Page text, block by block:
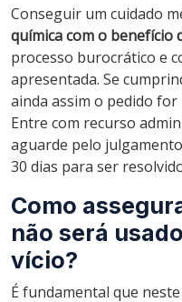
Conseguir um cuidado
química com o benefício
processo burocrático e
apresentada. Se
ainda assim o pedido
Entre com recurso
aguarde pelo
30 dias para ser
Como
não será
vício?
É fundamental que